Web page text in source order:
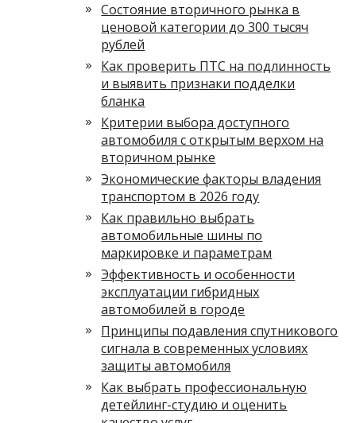
Состояние вторичного рынка в
ценовой категории до 300 тысяч
рублей
Как проверить ПТС на подлинность
и выявить признаки подделки
бланка
Критерии выбора доступного
автомобиля с открытым верхом на
вторичном рынке
Экономические факторы владения
транспортом в 2026 году
Как правильно выбрать
автомобильные шины по
маркировке и параметрам
Эффективность и особенности
эксплуатации гибридных
автомобилей в городе
Принципы подавления спутникового
сигнала в современных условиях
защиты автомобиля
Как выбрать профессиональную
детейлинг-студию и оценить